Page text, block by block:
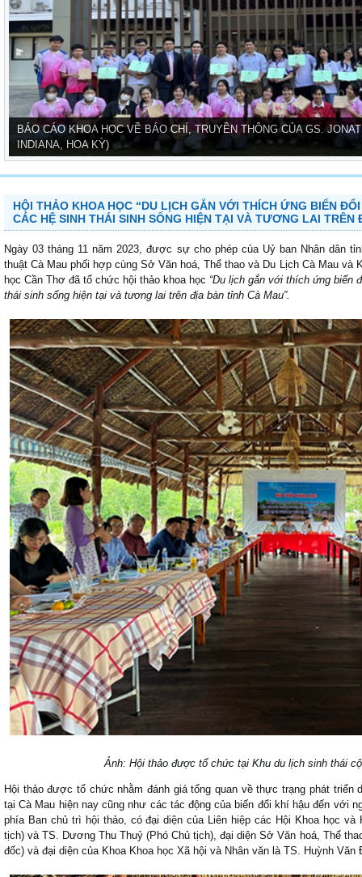
BÁO CÁO KHOA HỌC VỀ BÁO CHÍ, TRUYỀN THÔNG CỦA GS.
INDIANA, HOA KỲ)
HỘI THẢO KHOA HỌC “DU LỊCH GẮN VỚI THÍCH ỨNG BIẾN
CÁC HỆ SINH THÁI SINH SỐNG HIỆN TẠI VÀ TƯƠNG LAI TRÊN
Ngày 03 tháng 11 năm 2023, được sự cho phép của Uỷ ban Nhân dân
thuật Cà Mau phối hợp cùng Sở Văn hoá, Thể thao và Du Lịch Cà Mau và
học Cần Thơ đã tổ chức hội thảo khoa học “Du lịch gắn với thích ứng biến
thái sinh sống hiện tại và tương lai trên địa bàn tỉnh Cà Mau”.
Ảnh: Hội thảo được tổ chức tại Khu du lịch sinh thái
Hội thảo được tổ chức nhằm đánh giá tổng quan về thực trạng phát
tại Cà Mau hiện nay cũng như các tác động của biến đổi khí hậu đến với
phía Ban chủ trì hội thảo, có đại diện của Liên hiệp các Hội Khoa học
tịch) và TS. Dương Thu Thuỷ (Phó Chủ tịch), đại diện Sở Văn hoá, Thể
đốc) và đại diện của Khoa Khoa học Xã hội và Nhân văn là TS. Huỳnh